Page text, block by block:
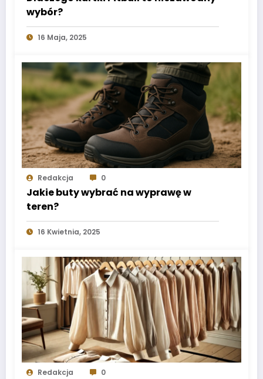
wybór?
16 Maja, 2025
Redakcja 0
Jakie buty wybrać na wyprawę w
teren?
16 Kwietnia, 2025
Redakcja 0